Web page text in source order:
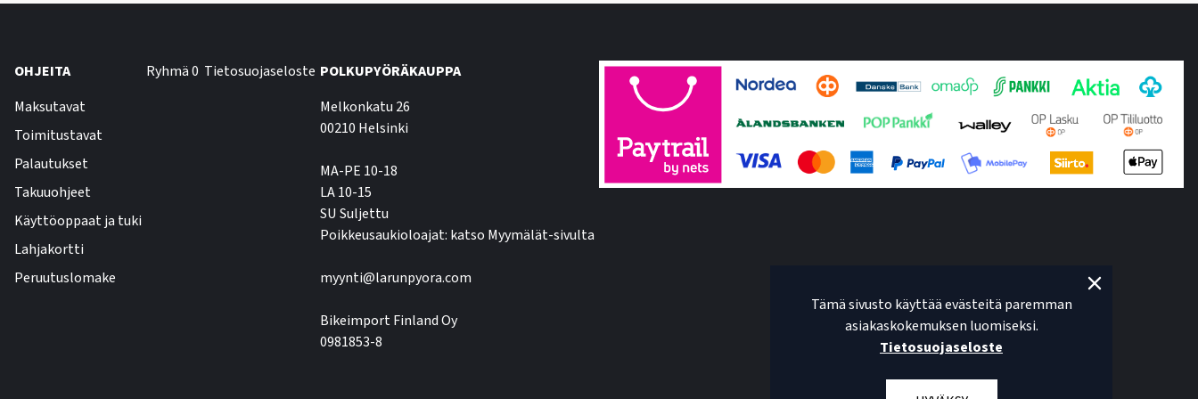
OHJEITA
Maksutavat
Toimitustavat
Palautukset
Takuuohjeet
Käyttöoppaat ja tuki
Lahjakortti
Peruutuslomake
Ryhmä 0 Tietosuojaseloste POLKUPYÖRÄKAUPPA
Melkonkatu 26
00210 Helsinki
MA-PE 10-18
LA 10-15
SU Suljettu
Poikkeusaukioloajat: katso Myymälät-sivulta
myynti@larunpyora.com
Bikeimport Finland Oy
0981853-8
Tämä sivusto käyttää evästeitä paremman
asiakaskokemuksen luomiseksi.
Tietosuojaseloste